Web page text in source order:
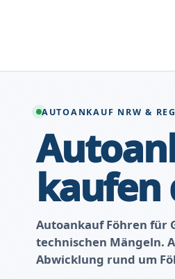
AUTOANKAUF NRW &
kaufen
Autoankauf Föhren für
technischen Mängeln.
Abwicklung rund um